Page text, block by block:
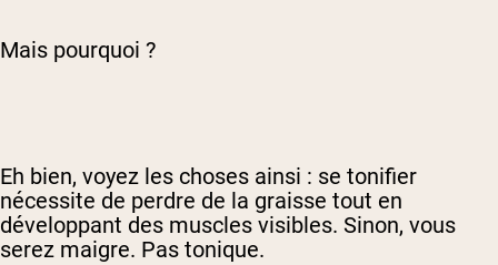
Mais pourquoi ?
Eh bien, voyez les choses ainsi : se tonifier
nécessite de perdre de la graisse tout en
développant des muscles visibles. Sinon, vous
serez maigre. Pas tonique.